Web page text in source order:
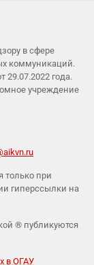
в сфере
коммуникаций.
года.
учреждение
только при
гиперссылки на
® публикуются
в ОГАУ